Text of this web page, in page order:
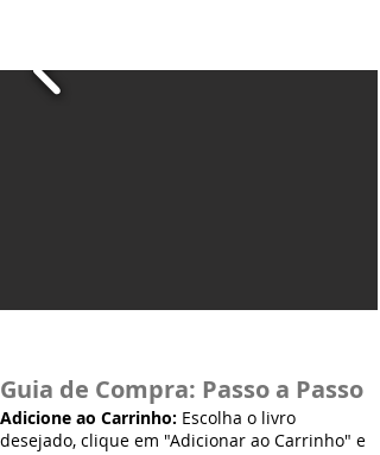
Guia de Compra: Passo a Passo
Adicione ao Carrinho: Escolha o livro
desejado, clique em "Adicionar ao Carrinho" e